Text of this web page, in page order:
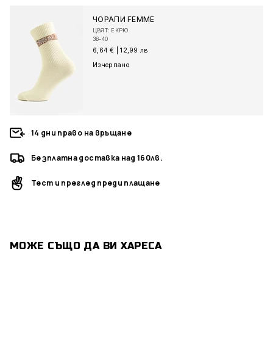
ЧОРАПИ FEMME
ЦВЯТ: ЕКРЮ
36-40
6,64 €
12,99 лв
Изчерпано
14 дни право на връщане
Безплатна доставка над 160лв.
Тест и преглед преди плащане
МОЖЕ СЪЩО ДА ВИ ХАРЕСА